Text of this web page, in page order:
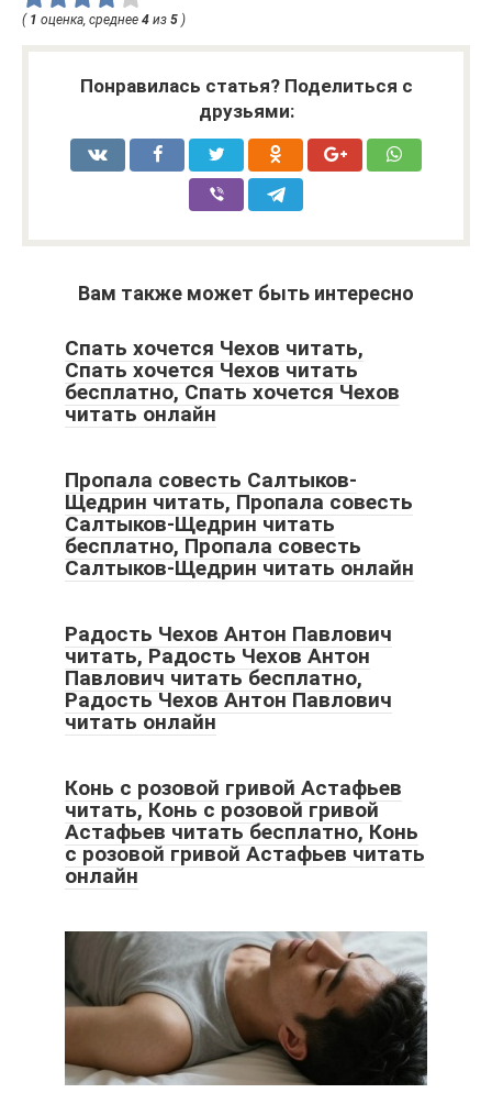
( 1 оценка, среднее 4 из 5 )
Понравилась статья? Поделиться с
друзьями:
Вам также может быть интересно
Спать хочется Чехов читать,
Спать хочется Чехов читать
бесплатно, Спать хочется Чехов
читать онлайн
Пропала совесть Салтыков-
Щедрин читать, Пропала совесть
Салтыков-Щедрин читать
бесплатно, Пропала совесть
Салтыков-Щедрин читать онлайн
Радость Чехов Антон Павлович
читать, Радость Чехов Антон
Павлович читать бесплатно,
Радость Чехов Антон Павлович
читать онлайн
Конь с розовой гривой Астафьев
читать, Конь с розовой гривой
Астафьев читать бесплатно, Конь
с розовой гривой Астафьев читать
онлайн